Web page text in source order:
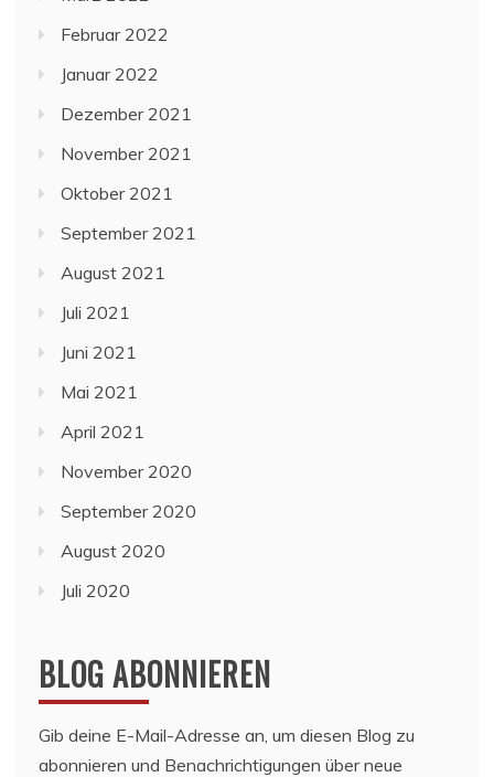
Februar 2022
Januar 2022
Dezember 2021
November 2021
Oktober 2021
September 2021
August 2021
Juli 2021
Juni 2021
Mai 2021
April 2021
November 2020
September 2020
August 2020
Juli 2020
BLOG ABONNIEREN
Gib deine E-Mail-Adresse an, um diesen Blog zu
abonnieren und Benachrichtigungen über neue